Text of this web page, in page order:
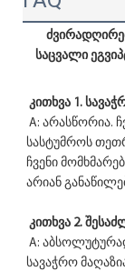
საცვალი
კითხვა 1.
სასტუმროს
ჩვენი
არიან
კითხვა 2.
სავაჭრო